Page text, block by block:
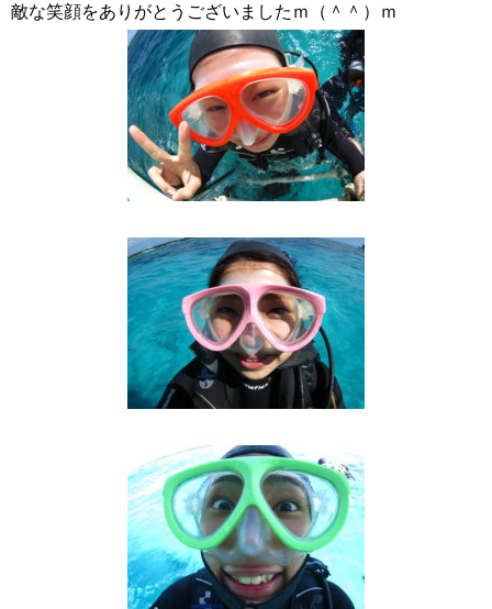
敵な笑顔をありがとうございましたｍ（＾＾）ｍ